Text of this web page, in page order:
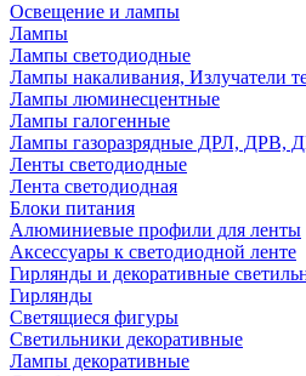
Освещение и лампы
Лампы
Лампы светодиодные
Лампы накаливания, Излучатели
Лампы люминесцентные
Лампы галогенные
Лампы газоразрядные ДРЛ, ДРВ,
Ленты светодиодные
Лента светодиодная
Блоки питания
Алюминиевые профили для ленты
Аксессуары к светодиодной ленте
Гирлянды и декоративные
Гирлянды
Светящиеся фигуры
Светильники декоративные
Лампы декоративные